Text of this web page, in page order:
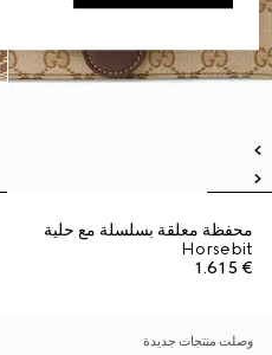
محفظة معلقة بسلسلة مع حلية
Horsebit
€ 1.615
وصلت منتجات جديدة